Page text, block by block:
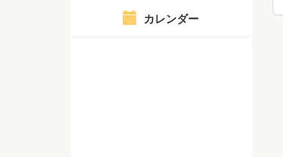
カレンダー